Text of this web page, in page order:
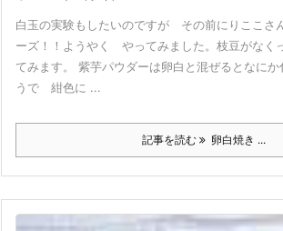
白玉の実験もしたいのですが その前にりここさ
ーズ！！ようやく やってみました。枝豆がなく
てみます。 紫芋パウダーは卵白と混ぜるとなにか
うで 紺色に ...
記事を読む 卵白焼き ...